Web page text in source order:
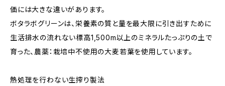
価には大きな違いがあります。
ボタラボグリーンは、栄養素の質と量を最大限に引き出すために
生活排水の流れない標高1,500m以上のミネラルたっぷりの土で
育った、農薬：栽培中不使用の大麦若葉を使用しています。
熱処理を行わない生搾り製法